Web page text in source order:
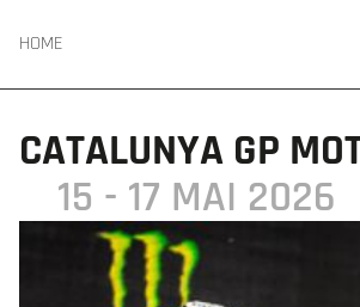
HOME
CATALUNYA GP
15 - 17 MAI 2026